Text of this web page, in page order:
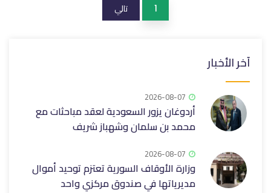
1 تالي
آخر الأخبار
2026-08-07
أردوغان يزور السعودية لعقد مباحثات مع
محمد بن سلمان وشهباز شريف
2026-08-07
وزارة الأوقاف السورية تعتزم توحيد أموال
مديرياتها في صندوق مركزي واحد